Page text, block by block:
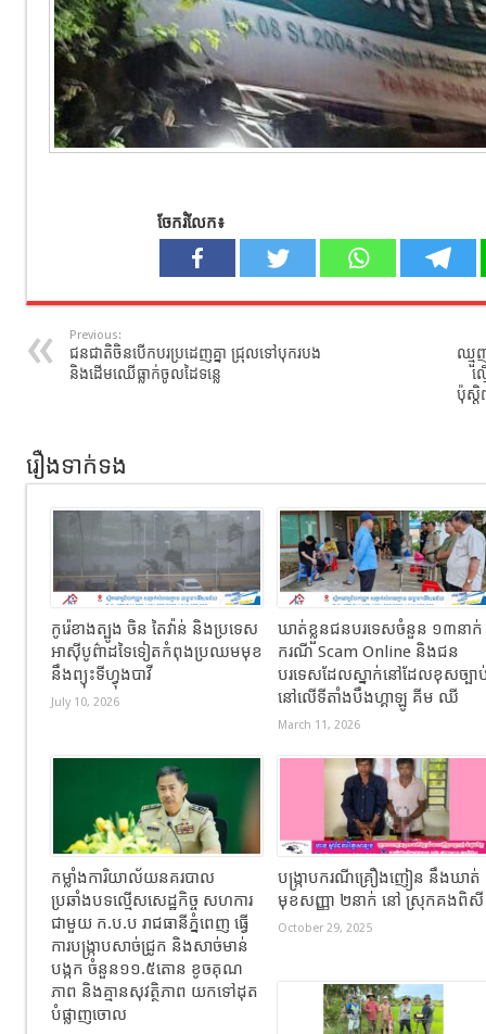
ចែករំលែក៖
Previous:
ជនជាតិចិនបើកបរប្រដេញគ្នា ជ្រុលទៅបុករបង
និងដើមឈើធ្លាក់ចូលដៃទន្លេ
ឈ្មួ
ល្
ប៉ុស្
រឿងទាក់ទង
កូរ៉េខាងត្បូង ចិន តៃវ៉ាន់ និងប្រទេស
អាស៊ីបូព៌ាដទៃទៀតកំពុងប្រឈមមុខ
នឹងព្យុះទីហ្វុងបាវី
July 10, 2026
ឃាត់ខ្លួនជនបរទេសចំនួន ១៣នាក់
ករណី Scam Online និងជន
បរទេសដែលស្នាក់នៅដែលខុសច្បា
នៅលើទីតាំងបឹងហ្គាឡូ គីម ឈី
March 11, 2026
កម្លាំងការិយាល័យនគរបាល
ប្រឆាំងបទល្មើសសេដ្ឋកិច្ច សហការ
ជាមួយ ក.ប.ប រាជធានីភ្នំពេញ ធ្វើ
ការបង្ក្រាបសាច់ជ្រូក និងសាច់មាន់
បង្កក ចំនួន១១.៥តោន ខូចគុណ
ភាព និងគ្មានសុវត្ថិភាព យកទៅដុត
បំផ្លាញចោល
បង្ក្រាបករណីគ្រឿងញៀន នឹងឃាត់
មុខសញ្ញា ២នាក់ នៅ ស្រុកគងពិ
October 29, 2025